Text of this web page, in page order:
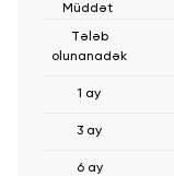
Müddət
Tələb
olunanadək
1 ay
3 ay
6 ay